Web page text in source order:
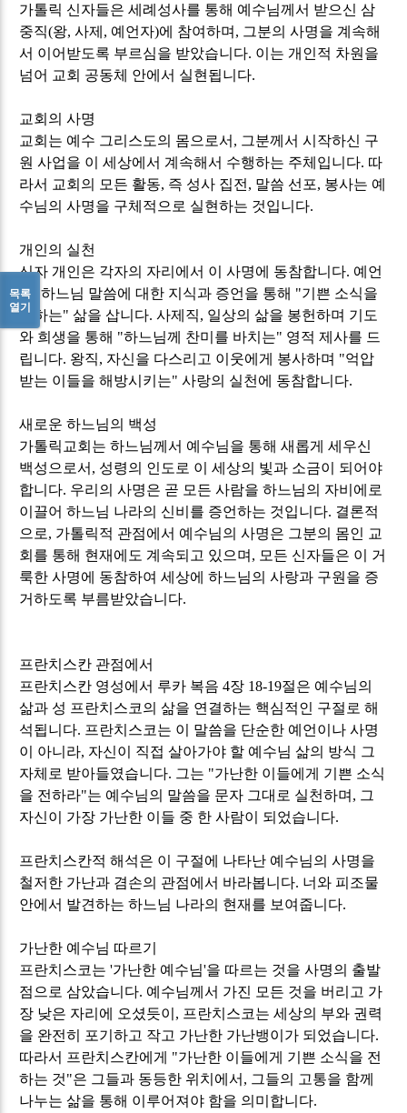
가톨릭 신자들은 세례성사를 통해 예수님께서 받으신 삼
중직(왕,사제 , 예언자)에 참여하며 , 그분의 사명을 계속해
서 이어받도록 부르심을 받았습니다. 이는 개인적 차원을
넘어 교회 공동체 안에서 실현됩니다.
교회의 사명
교회는 예수 그리스도의 몸으로서 , 그분께서 시작하신 구
원 사업을 이 세상에서 계속해서 수행하는 주체입니다. 따
라서 교회의 모든 활동, 즉 성사 집전 , 말씀 선포, 봉사는 예
수님의 사명을 구체적으로 실현하는 것입니다.
개인의 실천
신자 개인은 각자의 자리에서 이 사명에 동참합니다. 예언
직
,하느님 말씀에 대한 지식과 증언을 통해 "기쁜 소식을
전하는"삶을 삽니다.사제직, 일상의 삶을 봉헌하며 기도
와 희생을 통해 "하느님께 찬미를 바치는" 영적 제사를 드
립니다. 왕직, 자신을 다스리고 이웃에게 봉사하며 "억압
받는 이들을 해방시키는"사랑의 실천에 동참합니다.
새로운 하느님의 백성
가톨릭교회는 하느님께서 예수님을 통해 새롭게 세우신
백성으로서 , 성령의 인도로 이 세상의 빛과 소금이 되어야
합니다. 우리의 사명은 곧 모든 사람을 하느님의 자비에로
이끌어 하느님 나라의 신비를 증언하는 것입니다. 결론적
으로, 가톨릭적 관점에서 예수님의 사명은 그분의 몸인 교
회를 통해 현재에도 계속되고 있으며 , 모든 신자들은 이 거
룩한 사명에 동참하여 세상에 하느님의 사랑과 구원을 증
거하도록 부름받았습니다.
프란치스칸 관점에서
프란치스칸 영성에서 루카 복음4장 18-19절은 예수님의
삶과 성 프란치스코의 삶을 연결하는 핵심적인 구절로 해
석됩니다. 프란치스코는 이 말씀을 단순한 예언이나 사명
이 아니라, 자신이 직접 살아가야 할 예수님 삶의 방식 그
자체로 받아들였습니다. 그는 "가난한 이들에게 기쁜 소식
을 전하라"는 예수님의 말씀을 문자 그대로 실천하며 , 그
자신이 가장 가난한 이들 중 한 사람이 되었습니다.
프란치스칸적 해석은 이 구절에 나타난 예수님의 사명을
철저한 가난과 겸손의 관점에서 바라봅니다. 너와 피조물
안에서 발견하는 하느님 나라의 현재를 보여줍니다.
가난한 예수님 따르기
프란치스코는'가난한 예수님'을 따르는 것을 사명의 출발
점으로 삼았습니다. 예수님께서 가진 모든 것을 버리고 가
장 낮은 자리에 오셨듯이 , 프란치스코는 세상의 부와 권력
을 완전히 포기하고 작고 가난한 가난뱅이가 되었습니다.
따라서 프란치스칸에게 "가난한 이들에게 기쁜 소식을 전
하는 것"은 그들과 동등한 위치에서 , 그들의 고통을 함께
나누는 삶을 통해 이루어져야 함을 의미합니다.
목록
열기